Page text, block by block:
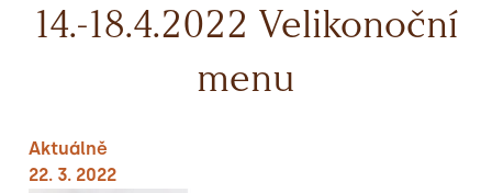
14.-18.4.2022 Velikonoční
menu
Aktuálně
22. 3. 2022